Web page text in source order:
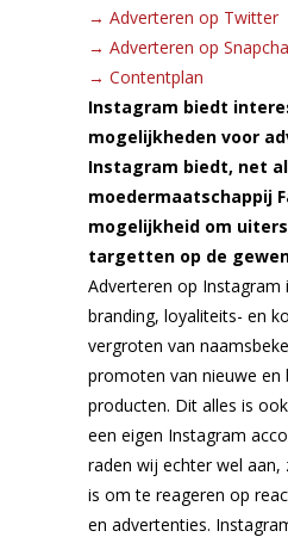
→ Adverteren op Twitter
→ Adverteren op
→ Contentplan
Instagram biedt
mogelijkheden voor
Instagram biedt, net
moedermaatschappij
mogelijkheid om
targetten op de
Adverteren op Instagram
branding, loyaliteits- en
vergroten van
promoten van nieuwe en
producten. Dit alles is
een eigen Instagram
raden wij echter wel
is om te reageren op
en advertenties.